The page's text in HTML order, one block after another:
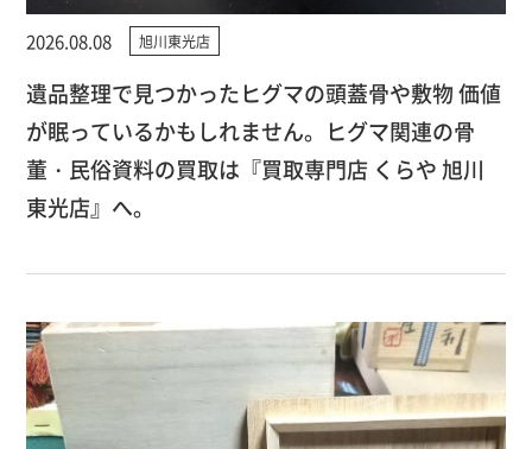
2026.08.08 旭川東光店
遺品整理で見つかったヒグマの頭蓋骨や敷物 価値
が眠っているかもしれません。ヒグマ関連の骨
董・民俗資料の買取は『買取専門店 くらや 旭川
東光店』へ。